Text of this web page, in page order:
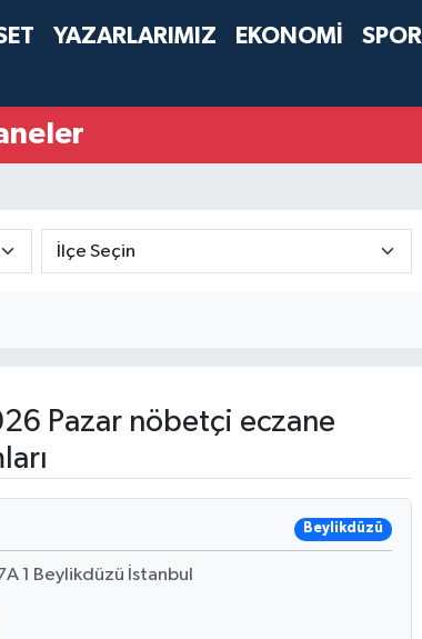
YAZARLARIMIZ EKONOMİ SPOR
Pazar nöbetçi eczane
Beylikdüzü
1 Beylikdüzü İstanbul